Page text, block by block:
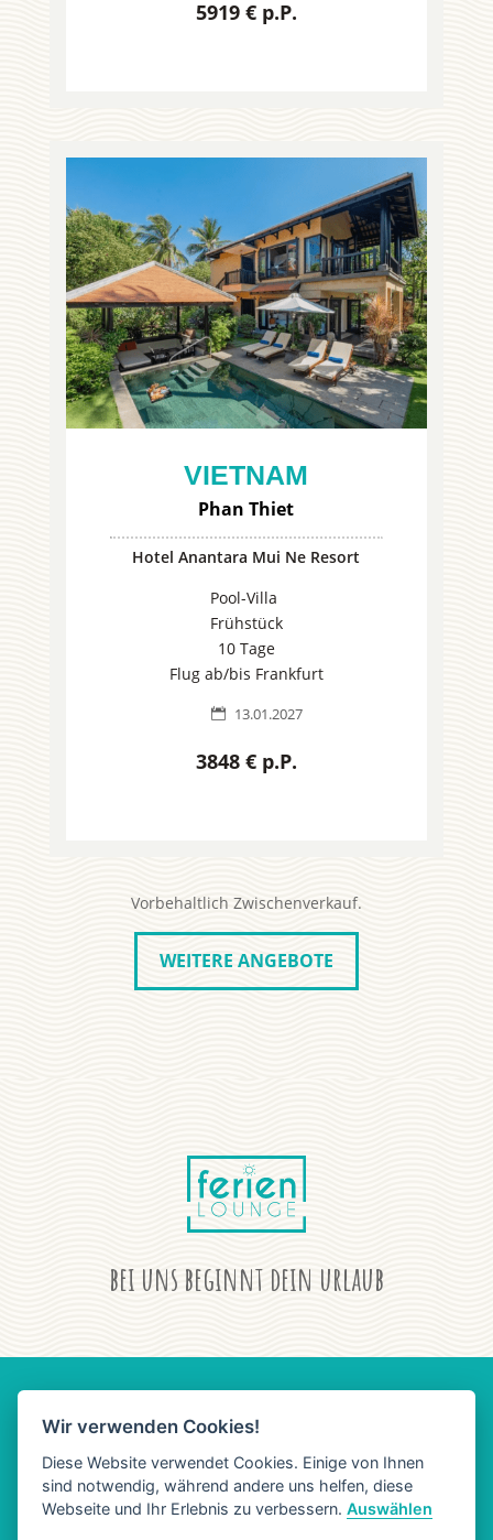
5919 € p.P.
VIETNAM
Phan Thiet
Hotel Anantara Mui Ne Resort
Pool-Villa
Frühstück
10 Tage
Flug ab/bis Frankfurt
 13.01.2027
3848 € p.P.
Vorbehaltlich Zwischenverkauf.
WEITERE ANGEBOTE
bei uns beginnt dein urlaub
AGB DATENSCHUTZ
Wir verwenden Cookies!
Diese Website verwendet Cookies. Einige von Ihnen
sind notwendig, während andere uns helfen, diese
Webseite und Ihr Erlebnis zu verbessern.Auswählen